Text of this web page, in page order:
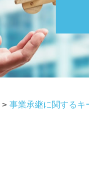
> 事業承継に関するキ